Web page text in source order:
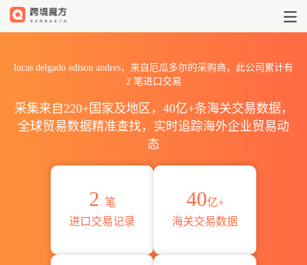
lucas delgado edison andres，来自厄瓜多尔的采购商，此公司累计有
2笔进口交易
采集来自220+国家及地区，40亿+条海关交易数据，
全球贸易数据精准查找，实时追踪海外企业贸易动
态
2 笔
进口交易记录
40亿+
海关交易数据